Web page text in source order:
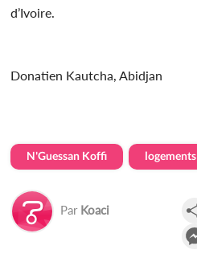
d’Ivoire.
Donatien Kautcha, Abidjan
N'Guessan Koffi logements
Par Koaci